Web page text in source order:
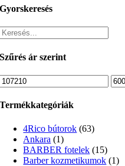
Gyorskeresés
Szűrés ár szerint
ár
Termékkategóriák
4Rico bútorok (63)
Ankara (1)
BARBER fotelek (15)
Barber kozmetikumok (1)